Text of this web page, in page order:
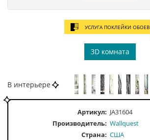
УСЛУГА ПОКЛЕЙКИ ОБОЕВ
3D комната
В интерьере
Артикул: JA31604
Производитель: Wallquest
Страна: США